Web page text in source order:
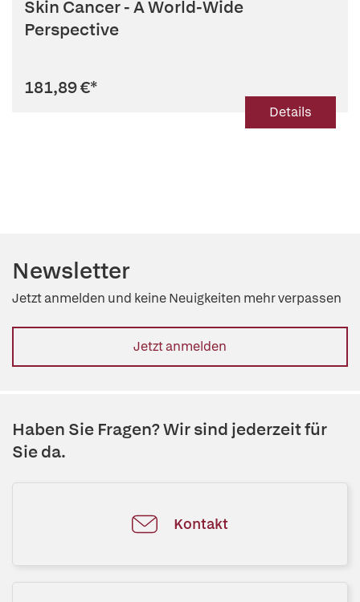
Skin Cancer - A World-Wide
Perspective
181,89 €*
Details
Newsletter
Jetzt anmelden und keine Neuigkeiten mehr verpassen
Jetzt anmelden
Haben Sie Fragen? Wir sind jederzeit für
Sie da.
Kontakt